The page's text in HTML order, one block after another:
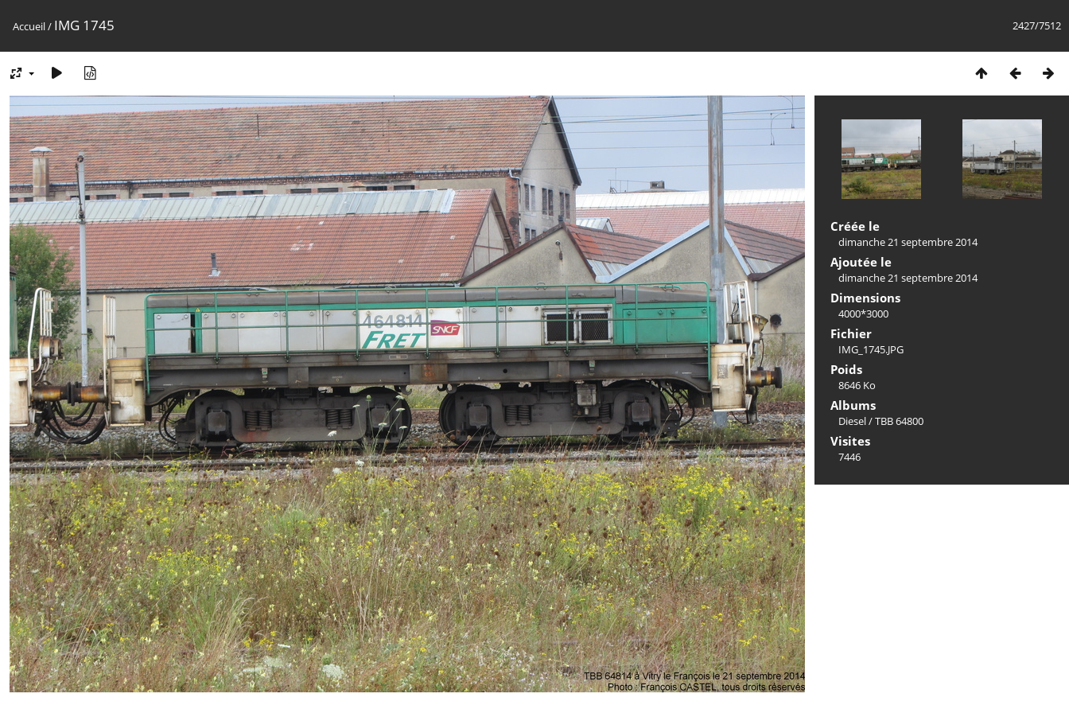
2427/7512
Accueil/ IMG 1745
Créée le
dimanche 21 septembre 2014
Ajoutée le
dimanche 21 septembre 2014
Dimensions
4000*3000
Fichier
IMG_1745.JPG
Poids
8646 Ko
Albums
Diesel/TBB 64800
Visites
7446